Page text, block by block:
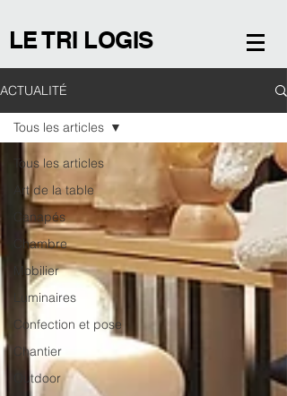
LE TRI LOGIS
ACTUALITÉ
Tous les articles
Art de la table
Canapés
Chambre
Mobilier
Luminaires
Confection et pose
Chantier
Outdoor
Tous les articles